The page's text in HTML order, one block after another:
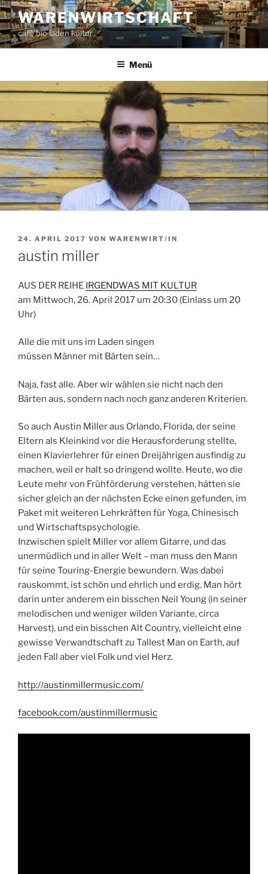
Zum
Inhalt
springen
WARENWIRTSCHAFT
café bio laden kultur
Menü
VERÖFFENTLICHT
24. APRIL 2017 VON WARENWIRT/IN
austin miller
AUS DER REIHE IRGENDWAS MIT KULTUR
am Mittwoch, 26. April 2017 um 20:30 (Einlass um 20
Uhr)
Alle die mit uns im Laden singen
müssen Männer mit Bärten sein…
Naja, fast alle. Aber wir wählen sie nicht nach den
Bärten aus, sondern nach noch ganz anderen Kriterien.
So auch Austin Miller aus Orlando, Florida, der seine
Eltern als Kleinkind vor die Herausforderung stellte,
einen Klavierlehrer für einen Dreijährigen ausfindig zu
machen, weil er halt so dringend wollte. Heute, wo die
Leute mehr von Frühförderung verstehen, hätten sie
sicher gleich an der nächsten Ecke einen gefunden, im
Paket mit weiteren Lehrkräften für Yoga, Chinesisch
und Wirtschaftspsychologie.
Inzwischen spielt Miller vor allem Gitarre, und das
unermüdlich und in aller Welt – man muss den Mann
für seine Touring-Energie bewundern. Was dabei
rauskommt, ist schön und ehrlich und erdig. Man hört
darin unter anderem ein bisschen Neil Young (in seiner
melodischen und weniger wilden Variante, circa
Harvest), und ein bisschen Alt Country, vielleicht eine
gewisse Verwandtschaft zu Tallest Man on Earth, auf
jeden Fall aber viel Folk und viel Herz.
http://austinmillermusic.com/
facebook.com/austinmillermusic